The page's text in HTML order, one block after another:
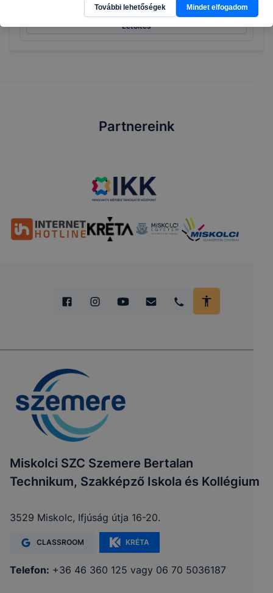
Igazgatói utasítás belepteto_2024.pdf
Letöltés
Partnereink
Miskolci SZC Szemere Bertalan
Technikum, Szakképző Iskola és Kollégium
3529 Miskolc, Ifjúság útja 16-20.
CLASSROOM KRÉTA
Telefon: +36 46 360 125 vagy 06 70 5036187
További lehetőségek Mindet elfogadom